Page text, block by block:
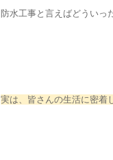
防水工事と言えばどういっ
実は、皆さんの生活に密着